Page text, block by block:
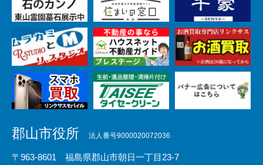
郡山市役所 法人番号9000020072036
〒963-8601 福島県郡山市朝日一丁目23-7